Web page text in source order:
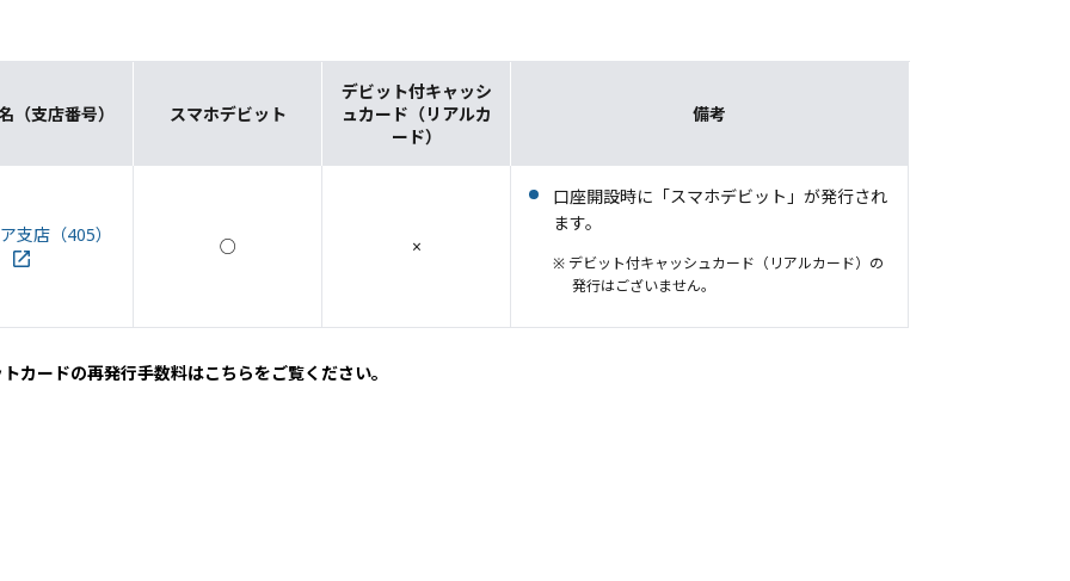
（支店番号） スマホデビット
デビット付キャッシ
ュカード（リアルカ
ード）
備考
支店（405）
○ ×
口座開設時に「スマホデビット」が発行され
ます。
※ デビット付キャッシュカード（リアルカード）の
発行はございません。
カードの再発行手数料はこちらをご覧ください。